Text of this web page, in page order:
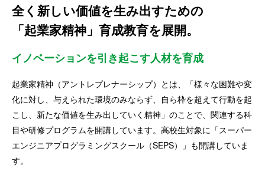
全く新しい価値を生み出すための
「起業家精神」育成教育を展開。
イノベーションを引き起こす人材を育成
起業家精神（アントレプレナーシップ）とは、「様々な困難や変
化に対し、与えられた環境のみならず、自ら枠を超えて行動を起
こし、新たな価値を生み出していく精神」のことで、関連する科
目や研修プログラムを開講しています。高校生対象に「スーパー
エンジニアプログラミングスクール（SEPS）」も開講していま
す。